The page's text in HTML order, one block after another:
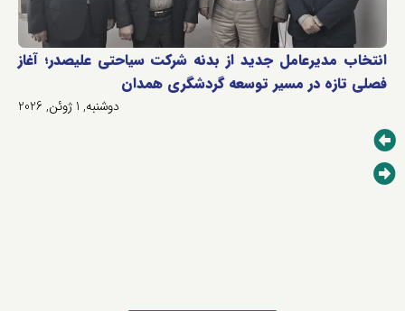
انتخاب مدیرعامل جدید از بدنه شرکت سیاحتی علیصدر؛ آغاز
فصلی تازه در مسیر توسعه گردشگری همدان
دوشنبه, 1 ژوئن, 2026